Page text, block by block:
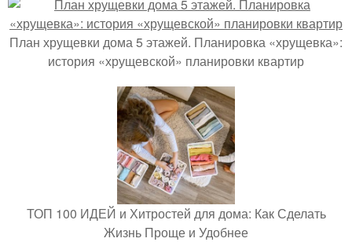
План хрущевки дома 5 этажей. Планировка «хрущевка»:
история «хрущевской» планировки квартир
ТОП 100 ИДЕЙ и Хитростей для дома: Как Сделать
Жизнь Проще и Удобнее